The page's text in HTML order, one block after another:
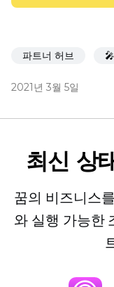
파트너 허브
2021년 3월 5일
최신 상
꿈의 비즈니스
와 실행 가능한